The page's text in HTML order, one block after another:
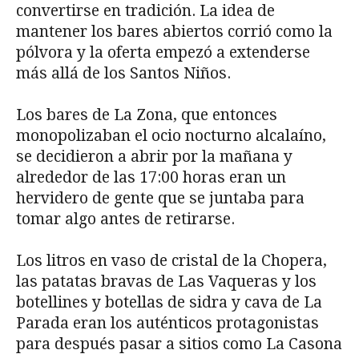
convertirse en tradición. La idea de
mantener los bares abiertos corrió como la
pólvora y la oferta empezó a extenderse
más allá de los Santos Niños.
Los bares de La Zona, que entonces
monopolizaban el ocio nocturno alcalaíno,
se decidieron a abrir por la mañana y
alrededor de las 17:00 horas eran un
hervidero de gente que se juntaba para
tomar algo antes de retirarse.
Los litros en vaso de cristal de la Chopera,
las patatas bravas de Las Vaqueras y los
botellines y botellas de sidra y cava de La
Parada eran los auténticos protagonistas
para después pasar a sitios como La Casona